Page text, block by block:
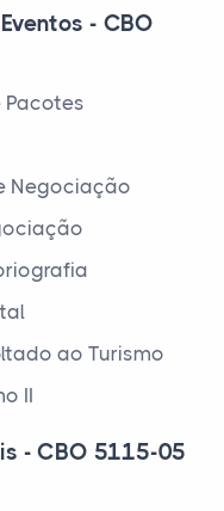
- CBO
Pacotes
Negociação
ao Turismo
II
- CBO 5115-05